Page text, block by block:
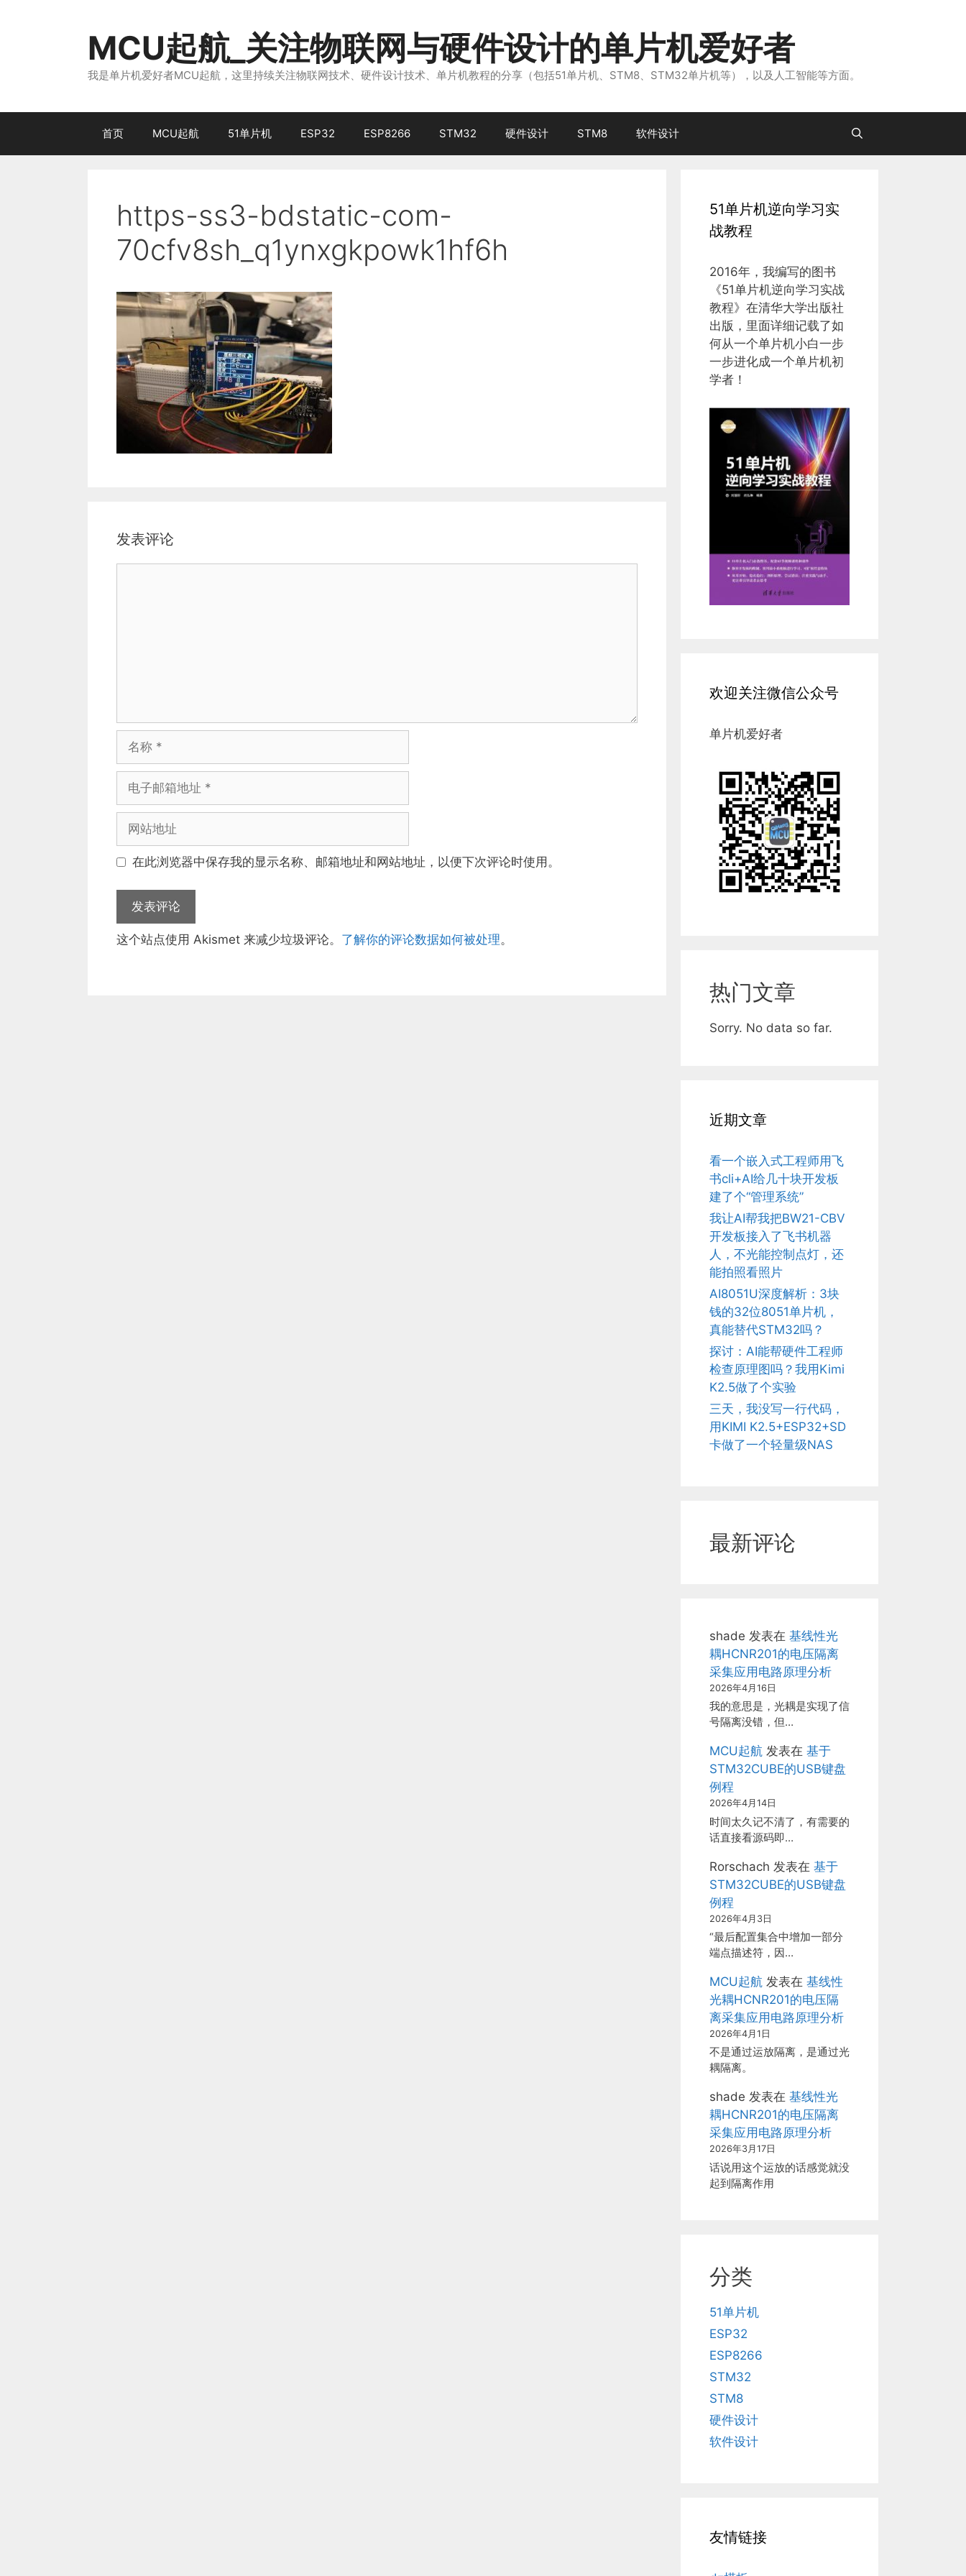
MCU起航_关注物联网与硬件设计的单片机爱好者
我是单片机爱好者MCU起航，这里持续关注物联网技术、硬件设计技术、单片机教程的分享（包括51单片机、STM8、STM32单片机等），以及人工智能等方面。
首页 MCU起航 51单片机 ESP32 ESP8266 STM32 硬件设计 STM8 软件设计
https-ss3-bdstatic-com-
70cfv8sh_q1ynxgkpowk1hf6h
发表评论
邮
址
地 在此浏览器中保存我的显示名称、邮箱地址和网站地址，以便下次评论时使用。
这个站点使用 Akismet 来减少垃圾评论。 了解你的评论数据如何被处理。
51单片机逆向学习实
战教程
2016年，我编写的图书
《51单片机逆向学习实战
教程》在清华大学出版社
出版，里面详细记载了如
何从一个单片机小白一步
一步进化成一个单片机初
学者！
欢迎关注微信公众号
单片机爱好者
热门文章
Sorry. No data so far.
近期文章
看一个嵌入式工程师用飞
书cli+AI给几十块开发板
建了个“管理系统”
我让AI帮我把BW21-CBV
开发板接入了飞书机器
人，不光能控制点灯，还
能拍照看照片
AI8051U深度解析：3块
钱的32位8051单片机，
真能替代STM32吗？
探讨：AI能帮硬件工程师
检查原理图吗？我用Kimi
K2.5做了个实验
三天，我没写一行代码，
用KIMI K2.5+ESP32+SD
卡做了一个轻量级NAS
最新评论
shade 发表在 基线性光
耦HCNR201的电压隔离
采集应用电路原理分析
2026年4月16日
我的意思是，光耦是实现了信
号隔离没错，但…
MCU起航 发表在 基于
STM32CUBE的USB键盘
例程
2026年4月14日
时间太久记不清了，有需要的
话直接看源码即…
Rorschach 发表在 基于
STM32CUBE的USB键盘
例程
2026年4月3日
“最后配置集合中增加一部分
端点描述符，因…
MCU起航 发表在 基线性
光耦HCNR201的电压隔
离采集应用电路原理分析
2026年4月1日
不是通过运放隔离，是通过光
耦隔离。
shade 发表在 基线性光
耦HCNR201的电压隔离
采集应用电路原理分析
2026年3月17日
话说用这个运放的话感觉就没
起到隔离作用
分类
51单片机
ESP32
ESP8266
STM32
STM8
硬件设计
软件设计
友情链接